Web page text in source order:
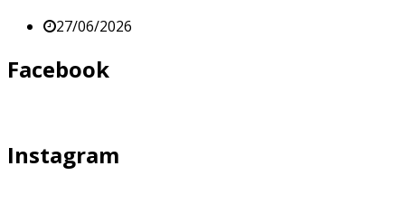
27/06/2026
Facebook
Instagram